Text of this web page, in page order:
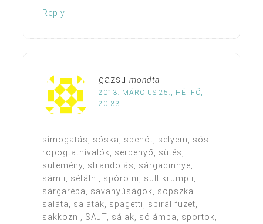
Reply
gazsu mondta
2013. MÁRCIUS 25., HÉTFŐ,
20:33
simogatás, sóska, spenót, selyem, sós
ropogtatnivalók, serpenyő, sütés,
sütemény, strandolás, sárgadinnye,
sámli, sétálni, spórolni, sült krumpli,
sárgarépa, savanyúságok, sopszka
saláta, saláták, spagetti, spirál füzet,
sakkozni, SAJT, sálak, sólámpa, sportok,